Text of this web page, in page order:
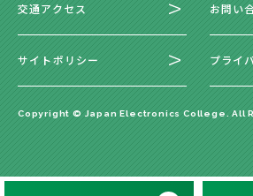
交通アクセス お問い
サイトポリシー プライ
Copyright © Japan Electronics College. All